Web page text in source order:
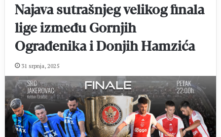
Najava sutrašnjeg velikog finala
lige između Gornjih
Ograđenika i Donjih Hamzića
31 srpnja, 2025